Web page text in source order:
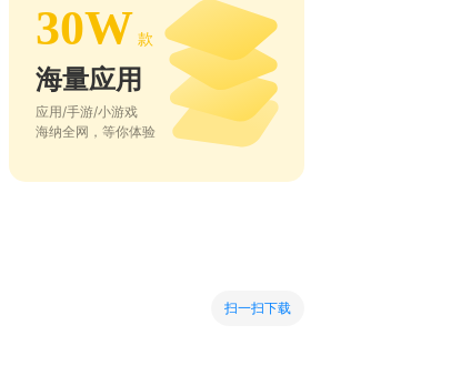
30W 款
海量应用
应用/手游/小游戏
海纳全网，等你体验
扫一扫下载